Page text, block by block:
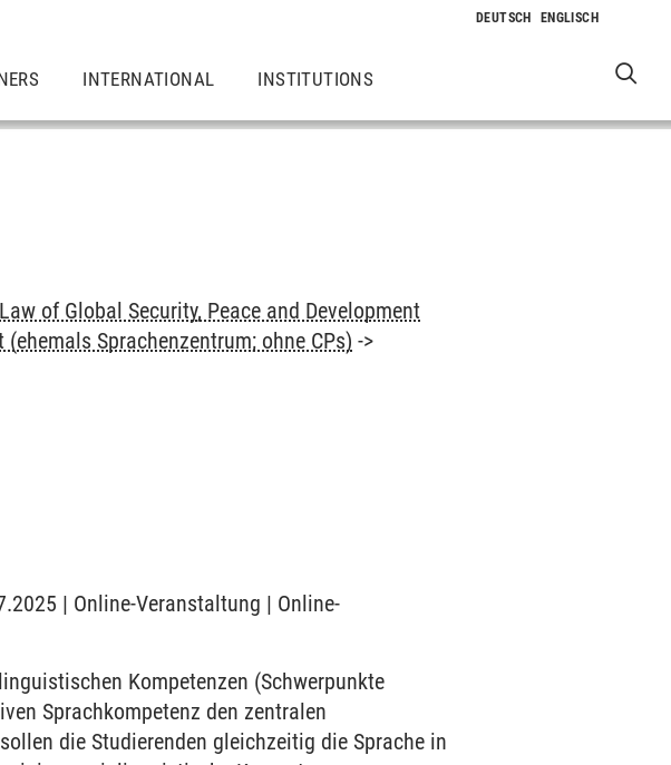
INTERNATIONAL INSTITUTIONS
of Global Security, Peace and Development
Sprachenzentrum; ohne CPs) ->
| Online-Veranstaltung | Online-
Kompetenzen (Schwerpunkte
Sprachkompetenz den zentralen
die Studierenden gleichzeitig die Sprache in